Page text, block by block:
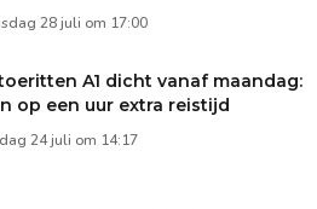
28 juli om 17:00
A1 dicht vanaf maandag:
op een uur extra reistijd
24 juli om 14:17